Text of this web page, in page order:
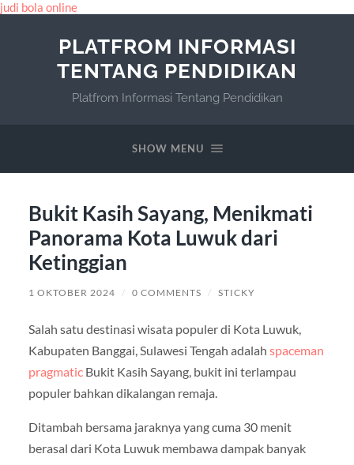
judi bola online
PLATFROM INFORMASI
TENTANG PENDIDIKAN
Platfrom Informasi Tentang Pendidikan
SHOW MENU
Bukit Kasih Sayang, Menikmati
Panorama Kota Luwuk dari
Ketinggian
1 OKTOBER 2024 / 0 COMMENTS / STICKY
Salah satu destinasi wisata populer di Kota Luwuk,
Kabupaten Banggai, Sulawesi Tengah adalah spaceman
pragmaticBukit Kasih Sayang, bukit ini terlampau
populer bahkan dikalangan remaja.
Ditambah bersama jaraknya yang cuma 30 menit
berasal dari Kota Luwuk membawa dampak banyak